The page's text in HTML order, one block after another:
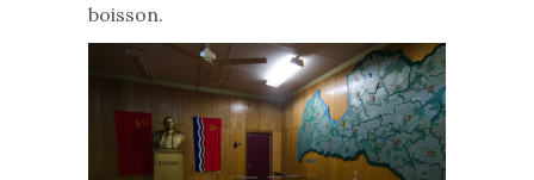
boisson.